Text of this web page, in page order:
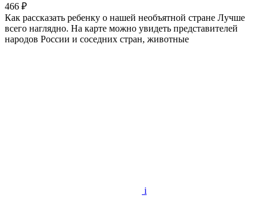
466 ₽
Как рассказать ребенку о нашей необъятной стране Лучше
всего наглядно. На карте можно увидеть представителей
народов России и соседних стран, животные
i